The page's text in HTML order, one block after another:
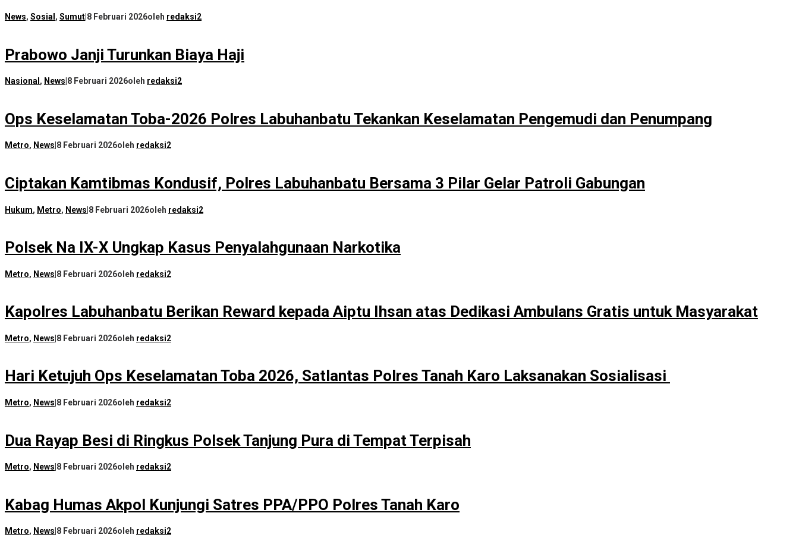
News, Sosial , Sumut 8 Februari 2026oleh redaksi2
Prabowo Janji Turunkan Biaya Haji
Nasional , News 8 Februari 2026oleh redaksi2
Ops Keselamatan Toba-2026 Polres Labuhanbatu Tekankan Keselamatan Pengemudi dan Penumpang
Metro, News 8 Februari 2026oleh redaksi2
Ciptakan Kamtibmas Kondusif, Polres Labuhanbatu Bersama 3 Pilar Gelar Patroli Gabungan
Hukum, Metro, News|8 Februari 2026oleh redaksi2
Polsek Na IX-X Ungkap Kasus Penyalahgunaan Narkotika
Metro, News 8 Februari 2026oleh redaksi2
Kapolres Labuhanbatu Berikan Reward kepada Aiptu Ihsan atas Dedikasi Ambulans Gratis untuk Masyarakat
Metro, News 8 Februari 2026oleh redaksi2
Hari Ketujuh Ops Keselamatan Toba 2026, Satlantas Polres Tanah Karo Laksanakan Sosialisasi
Metro, News 8 Februari 2026oleh redaksi2
Dua Rayap Besi di Ringkus Polsek Tanjung Pura di Tempat Terpisah
Metro, News 8 Februari 2026oleh redaksi2
Kabag Humas Akpol Kunjungi Satres PPA/PPO Polres Tanah Karo
Metro, News 8 Februari 2026oleh redaksi2